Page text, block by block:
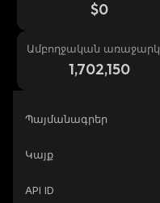
$0
Ամբողջական առաջարկ
1,702,150
Պայմանագրեր
Կայք
API ID